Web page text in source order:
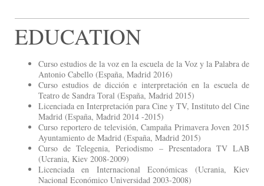
EDUCATION
Curso estudios de la voz en la escuela de la Voz y la Palabra de
Antonio Cabello (España, Madrid 2016)
Curso estudios de dicción e interpretación en la escuela de
Teatro de Sandra Toral (España, Madrid 2015)
Licenciada en Interpretación para Cine y TV, Instituto del Cine
Madrid (España, Madrid 2014 -2015)
Curso reportero de televisión, Campaña Primavera Joven 2015
Ayuntamiento de Madrid (España, Madrid 2015)
Curso de Telegenia, Periodismo – Presentadora TV LAB
(Ucrania, Kiev 2008-2009)
Licenciada en Internacional Económicas (Ucrania, Kiev
Nacional Económico Universidad 2003-2008)